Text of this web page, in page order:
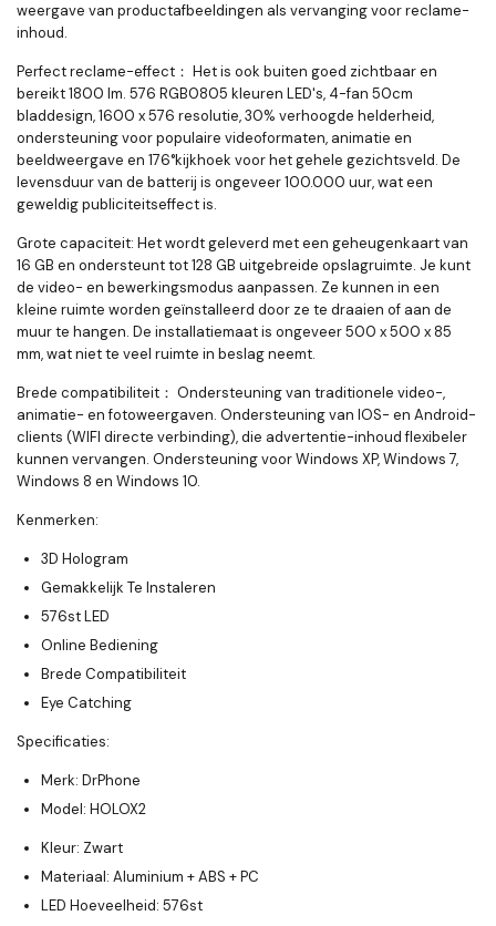
weergave van productafbeeldingen als vervanging voor reclame-
inhoud.
Perfect reclame-effect ： Het is ook buiten goed zichtbaar en
bereikt 1800 lm. 576 RGB0805 kleuren LED's, 4-fan 50cm
bladdesign, 1600 x 576 resolutie, 30% verhoogde helderheid,
ondersteuning voor populaire videoformaten, animatie en
beeldweergave en 176°kijkhoek voor het gehele gezichtsveld. De
levensduur van de batterij is ongeveer 100.000 uur, wat een
geweldig publiciteitseffect is.
Grote capaciteit: Het wordt geleverd met een geheugenkaart van
16 GB en ondersteunt tot 128 GB uitgebreide opslagruimte. Je kunt
de video- en bewerkingsmodus aanpassen. Ze kunnen in een
kleine ruimte worden geïnstalleerd door ze te draaien of aan de
muur te hangen. De installatiemaat is ongeveer 500 x 500 x 85
mm, wat niet te veel ruimte in beslag neemt.
Brede compatibiliteit ： Ondersteuning van traditionele video-,
animatie- en fotoweergaven. Ondersteuning van IOS- en Android-
clients (WIFI directe verbinding), die advertentie-inhoud flexibeler
kunnen vervangen. Ondersteuning voor Windows XP, Windows 7,
Windows 8 en Windows 10.
Kenmerken:
3D Hologram
Gemakkelijk Te Instaleren
576st LED
Online Bediening
Brede Compatibiliteit
Eye Catching
Specificaties:
Merk: DrPhone
Model: HOLOX2
Kleur: Zwart
Materiaal: Aluminium + ABS + PC
LED Hoeveelheid: 576st